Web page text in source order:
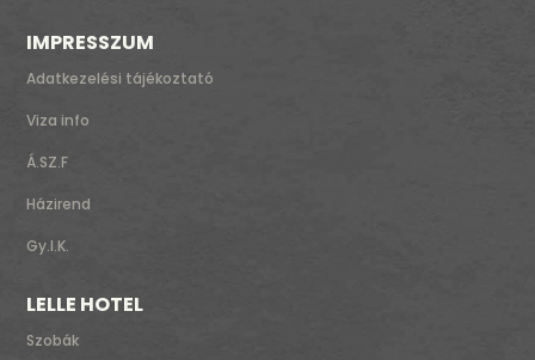
IMPRESSZUM
Adatkezelési tájékoztató
Viza info
Á.SZ.F
Házirend
Gy.I.K.
LELLE HOTEL
Szobák